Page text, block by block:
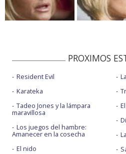
PROXIMOS
Resident Evil
Karateka
Tadeo Jones y la lámpara
maravillosa
Los juegos del hambre:
Amanecer en la cosecha
El nido